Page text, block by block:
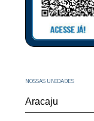
NOSSAS UNIDADES